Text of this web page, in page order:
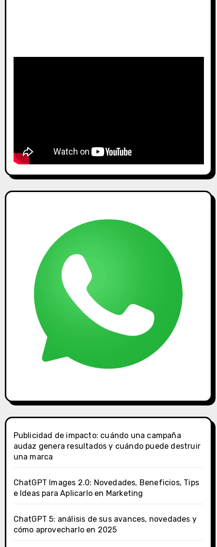
Publicidad de impacto: cuándo una campaña
audaz genera resultados y cuándo puede destruir
una marca
ChatGPT Images 2.0: Novedades, Beneficios, Tips
e Ideas para Aplicarlo en Marketing
ChatGPT 5: análisis de sus avances, novedades y
cómo aprovecharlo en 2025